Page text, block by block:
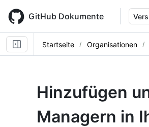
main
content
GitHub Dokumente
Startseite Organisationen
Hinzufügen
Managern in